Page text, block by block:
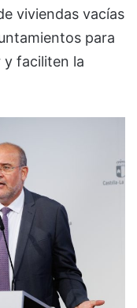
viviendas vacías
para
y faciliten la